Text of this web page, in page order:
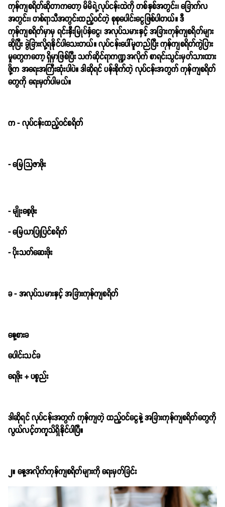
ကုန်ကျစရိတ်ဆိုတာကတော့ မိမိရဲ့လုပ်ငန်းထဲကို တစ်နှစ်အတွင်း၊ ခြောက်လ
အတွင်း၊ တစ်ရာသီအတွင်းထည့်ဝင်တဲ့ စုစုပေါင်းငွေဖြစ်ပါတယ်။ ဒီ
ကုန်ကျစရိတ်မှာမှ ရင်းနှီးမြုပ်နှံငွေ၊ အလုပ်သမားနှင့် အခြားကုန်ကျစရိတ်များ
ဆိုပြီး ခွဲခြားလို့ရနိုင်ပါသေးတယ်။ လုပ်ငန်းပေါ်မူတည်ပြီး ကုန်ကျစရိတ်ကွဲပြား
မှုတွေကတော့ ရှိမှာဖြစ်ပြီး သက်ဆိုင်ရာကဏ္ဍအလိုက် စာရင်းသွင်းမှတ်သားထား
ဖို့က အရေးအကြီးဆုံးပါပဲ။ ဒါဆိုရင် ပန်းစိုက်တဲ့ လုပ်ငန်းအတွက် ကုန်ကျစရိတ်
တွေကို ရေးမှတ်ပါမယ်။
က - လုပ်ငန်းထည့်ဝင်စရိတ်
- မြေသြဇာဖိုး
- မျိုးစေ့ဖိုး
- မြေယာပြုပြင်စရိတ်
- ပိုးသတ်ဆေးဖိုး
ခ - အလုပ်သမားနှင့် အခြားကုန်ကျစရိတ်
နေ့စားခ
ပေါင်းသင်ခ
ရေဖိုး + ပစ္စည်း
ဒါဆိုရင် လုပ်ငန်းအတွက် ကုန်ကျတဲ့ ထည့်ဝင်ငွေနဲ့ အခြားကုန်ကျစရိတ်တွေကို
လွယ်လင့်တကူသိရှိနိုင်ပါပြီ။
၂။ နေ့အလိုက်ကုန်ကျစရိတ်များကို ရေးမှတ်ခြင်း